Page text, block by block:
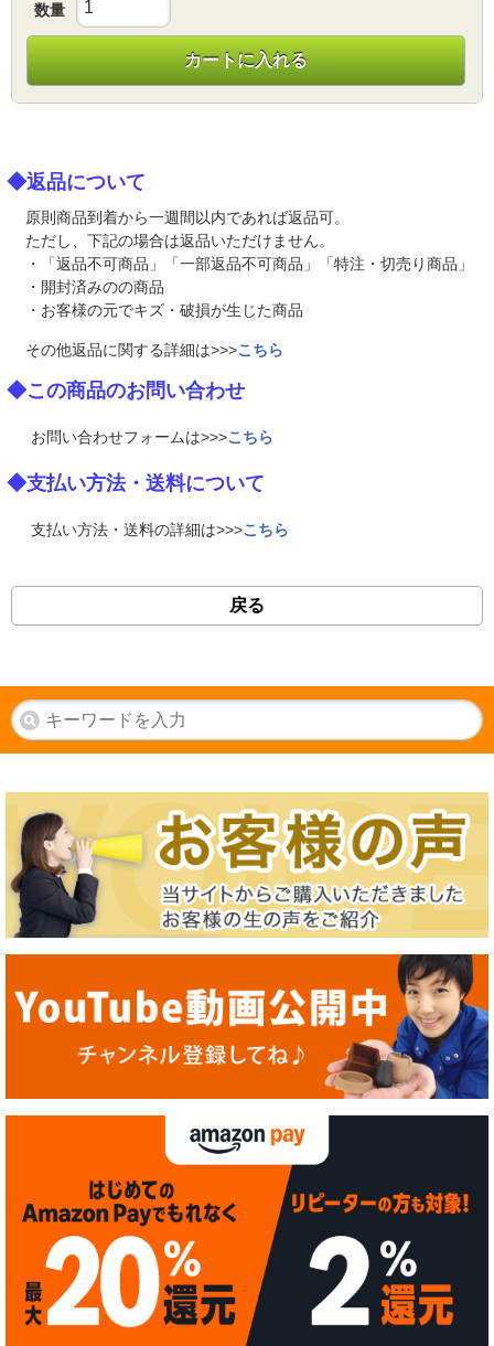
数量
カートに入れる
◆返品について
原則商品到着から一週間以内であれば返品可。
ただし、下記の場合は返品いただけません。
・「返品不可商品」「一部返品不可商品」「特注・切売り商品」
・開封済みのの商品
・お客様の元でキズ・破損が生じた商品
その他返品に関する詳細は>>>こちら
◆この商品のお問い合わせ
お問い合わせフォームは>>>こちら
◆支払い方法・送料について
支払い方法・送料の詳細は>>>こちら
戻る